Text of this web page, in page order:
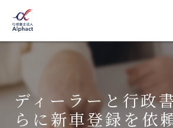
ディーラーと行政
らに新車登録を依